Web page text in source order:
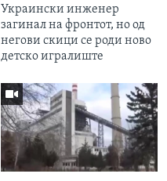
Украински инженер
загинал на фронтот, но од
негови скици се роди ново
детско игралиште